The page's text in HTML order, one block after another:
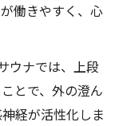
働きやすく、心
ウナでは、上段
とで、外の澄ん
経が活性化しま